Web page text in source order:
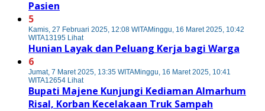
Pasien
5
Kamis, 27 Februari 2025, 12:08 WITAMinggu, 16 Maret 2025, 10:42
WITA13195 Lihat
Hunian Layak dan Peluang Kerja bagi Warga
6
Jumat, 7 Maret 2025, 13:35 WITAMinggu, 16 Maret 2025, 10:41
WITA12654 Lihat
Bupati Majene Kunjungi Kediaman Almarhum
Risal, Korban Kecelakaan Truk Sampah